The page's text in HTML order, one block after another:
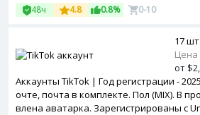
48ч 4.8 0.8% 0-10
Аккаунты TikTok | Год регистрации -
очте, почта в комплекте. Пол (MIX). В
влена аватарка. Зарегистрированы с
17 шт.
Цена
от